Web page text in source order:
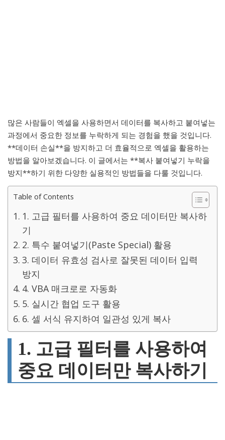
많은 사람들이 엑셀을 사용하면서 데이터를 복사하고 붙여넣는
과정에서 중요한 정보를 누락하게 되는 경험을 했을 것입니다.
**데이터 손실**을 방지하고 더 효율적으로 엑셀을 활용하는
방법을 알아보겠습니다. 이 글에서는 **복사 붙여넣기 누락을
방지**하기 위한 다양한 실용적인 방법들을 다룰 것입니다.
Table of Contents
1. 고급 필터를 사용하여 중요 데이터만 복사하
기
2. 특수 붙여넣기(Paste Special) 활용
3. 데이터 유효성 검사로 잘못된 데이터 입력
방지
4. VBA 매크로로 자동화
5. 실시간 협업 도구 활용
6. 셀 서식 유지하여 일관성 있게 복사
1. 고급 필터를 사용하여
중요 데이터만 복사하기